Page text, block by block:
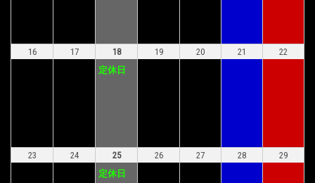
16 17
18
定休日
19 20 21 22
23 24
25
定休日
26 27 28 29